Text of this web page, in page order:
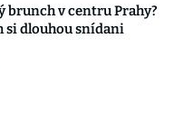
brunch v centru Prahy?
si dlouhou snídani